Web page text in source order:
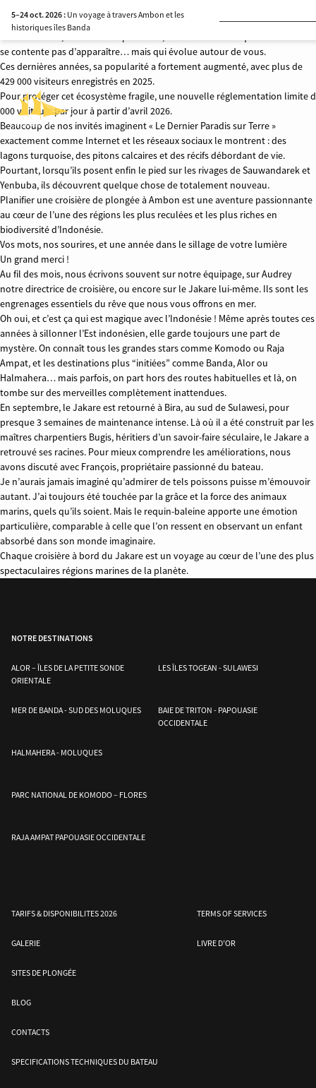
5–24 oct. 2026 : Un voyage à travers Ambon et les
historiques îles Banda
Mer de Banda – Sud des
fait partie de ces rares endroits qui semblent encore sauvages.
Des îles brutes, des courants puissants, et une vie marine qui ne
se contente pas d’apparaître… mais qui évolue autour de vous.
Ces dernières années, sa popularité a fortement augmenté, avec plus de
429 000 visiteurs enregistrés en 2025.
Pour protéger cet écosystème fragile, une nouvelle réglementation limite
000 visiteurs par jour à partir d’avril 2026.
Beaucoup de nos invités imaginent « Le Dernier Paradis sur Terre »
exactement comme Internet et les réseaux sociaux le montrent : des
lagons turquoise, des pitons calcaires et des récifs débordant de vie.
Pourtant, lorsqu’ils posent enfin le pied sur les rivages de Sauwandarek et
Yenbuba, ils découvrent quelque chose de totalement nouveau.
Planifier une croisière de plongée à Ambon est une aventure passionnante
au cœur de l’une des régions les plus reculées et les plus riches en
biodiversité d’Indonésie.
Vos mots, nos sourires, et une année dans le sillage de votre lumière
Un grand merci !
Au fil des mois, nous écrivons souvent sur notre équipage, sur Audrey
notre directrice de croisière, ou encore sur le Jakare lui-même. Ils sont les
engrenages essentiels du rêve que nous vous offrons en mer.
Oh oui, et c’est ça qui est magique avec l’Indonésie ! Même après toutes ces
années à sillonner l’Est indonésien, elle garde toujours une part de
mystère. On connaît tous les grandes stars comme Komodo ou Raja
Ampat, et les destinations plus “initiées” comme Banda, Alor ou
Halmahera… mais parfois, on part hors des routes habituelles et là, on
tombe sur des merveilles complètement inattendues.
En septembre, le Jakare est retourné à Bira, au sud de Sulawesi, pour
presque 3 semaines de maintenance intense. Là où il a été construit par les
maîtres charpentiers Bugis, héritiers d’un savoir-faire séculaire, le Jakare a
retrouvé ses racines. Pour mieux comprendre les améliorations, nous
avons discuté avec François, propriétaire passionné du bateau.
Je n’aurais jamais imaginé qu’admirer de tels poissons puisse m’émouvoir
autant. J’ai toujours été touchée par la grâce et la force des animaux
marins, quels qu’ils soient. Mais le requin-baleine apporte une émotion
particulière, comparable à celle que l’on ressent en observant un enfant
absorbé dans son monde imaginaire.
Chaque croisière à bord du Jakare est un voyage au cœur de l’une des plus
spectaculaires régions marines de la planète.
NOTRE DESTINATIONS
ALOR – ÎLES DE LA PETITE SONDE
ORIENTALE
MER DE BANDA - SUD DES MOLUQUES
HALMAHERA - MOLUQUES
PARC NATIONAL DE KOMODO – FLORES
RAJA AMPAT PAPOUASIE OCCIDENTALE
LES ÎLES TOGEAN - SULAWESI
BAIE DE TRITON - PAPOUASIE
OCCIDENTALE
TARIFS & DISPONIBILITES 2026
GALERIE
SITES DE PLONGÉE
BLOG
CONTACTS
SPECIFICATIONS TECHNIQUES DU BATEAU
TERMS OF SERVICES
LIVRE D’OR